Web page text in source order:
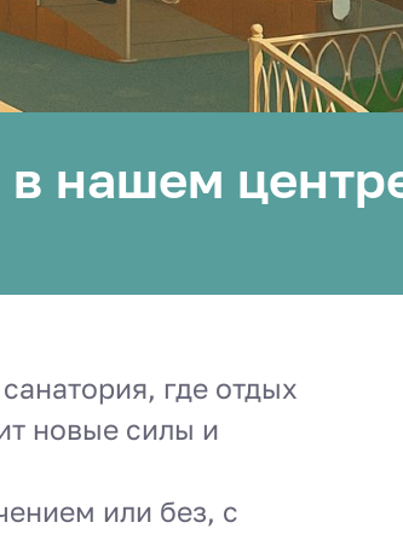
нашем
где отдых
новые силы и
или без, с